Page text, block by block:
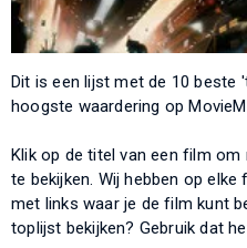
Dit is een lijst met de 10 beste
hoogste waardering op
Klik op de titel van een film
te bekijken. Wij hebben op
met links waar je de film kunt
toplijst bekijken? Gebruik dat